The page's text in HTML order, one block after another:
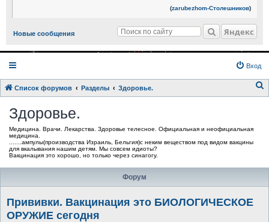
(zarubezhom-Столешников)
Новые сообщения Яндекс
Вход
Список форумов Разделы Здоровье.
Здоровье.
Медицина. Врачи. Лекарства. Здоровье телесное. Официальная и неофициальная
медицина.
.......ампулы(производства Израиль, Бельгия)с неким веществом под видом вакцины
для вкалывания нашим детям. Мы совсем идиоты?
Вакцинация это хорошо, но только через синагогу.
Форум
Прививки. Вакцинация это БИОЛОГИЧЕСКОЕ
ОРУЖИЕ сегодня